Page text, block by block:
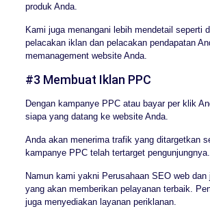
produk Anda.
Kami juga menangani lebih mendetail seperti
pelacakan iklan dan pelacakan pendapatan
memanagement website Anda.
#3 Membuat Iklan PPC
Dengan kampanye PPC atau bayar per klik
siapa yang datang ke website Anda.
Anda akan menerima trafik yang ditargetkan
kampanye PPC telah tertarget pengunjungnya.
Namun kami yakni Perusahaan SEO web dan
yang akan memberikan pelayanan terbaik.
juga menyediakan layanan periklanan.